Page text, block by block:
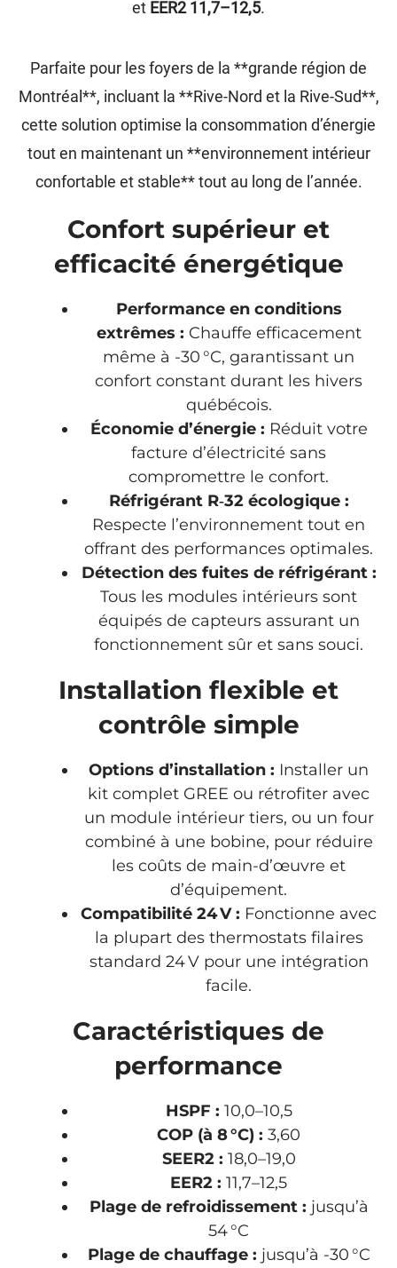
et EER2 11,7–12,5.
Parfaite pour les foyers de la **grande région de
Montréal**, incluant la **Rive-Nord et la Rive-Sud**,
cette solution optimise la consommation d’énergie
tout en maintenant un **environnement intérieur
confortable et stable** tout au long de l’année.
Confort supérieur et
efficacité énergétique
Performance en conditions
extrêmes : Chauffe efficacement
même à -30 °C, garantissant un
confort constant durant les hivers
québécois.
Économie d’énergie : Réduit votre
facture d’électricité sans
compromettre le confort.
Réfrigérant R‑32 écologique :
Respecte l’environnement tout en
offrant des performances optimales.
Détection des fuites de réfrigérant :
Tous les modules intérieurs sont
équipés de capteurs assurant un
fonctionnement sûr et sans souci.
Installation flexible et
contrôle simple
Options d’installation : Installer un
kit complet GREE ou rétrofiter avec
un module intérieur tiers, ou un four
combiné à une bobine, pour réduire
les coûts de main-d’œuvre et
d’équipement.
Compatibilité 24 V : Fonctionne avec
la plupart des thermostats filaires
standard 24 V pour une intégration
facile.
Caractéristiques de
performance
HSPF : 10,0–10,5
COP (à 8 °C) : 3,60
SEER2 : 18,0–19,0
EER2 : 11,7–12,5
Plage de refroidissement : jusqu’à
54 °C
Plage de chauffage : jusqu’à -30 °C